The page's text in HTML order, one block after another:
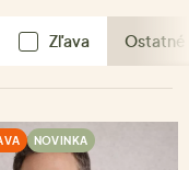
Zľava
NOVINKA